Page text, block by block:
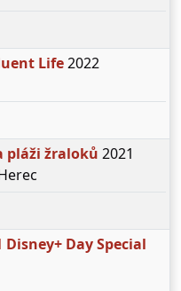
Life2022
pláži žraloků 2021
Day Special